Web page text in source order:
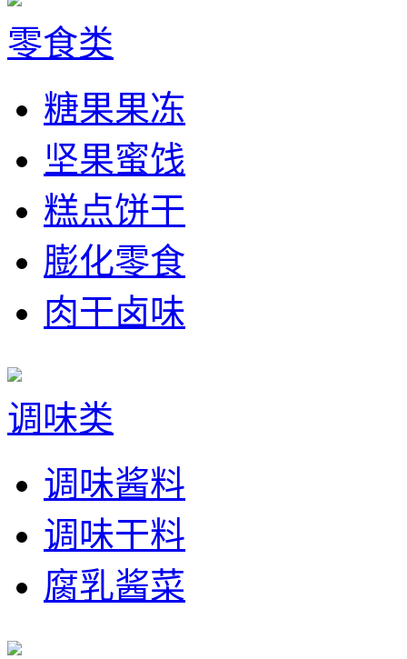
零食类
糖果果冻
坚果蜜饯
糕点饼干
膨化零食
肉干卤味
调味类
调味酱料
调味干料
腐乳酱菜